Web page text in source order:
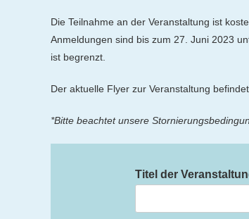
Die Teilnahme an der Veranstaltung ist
Anmeldungen sind bis zum 27. Juni 2023
ist begrenzt.
Der aktuelle Flyer zur Veranstaltung
*Bitte beachtet unsere
Titel der